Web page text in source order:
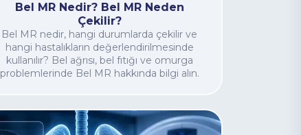
Bel MR Nedir? Bel MR Neden
Çekilir?
Bel MR nedir, hangi durumlarda çekilir ve
hangi hastalıkların değerlendirilmesinde
kullanılır? Bel ağrısı, bel fıtığı ve omurga
problemlerinde Bel MR hakkında bilgi alın.